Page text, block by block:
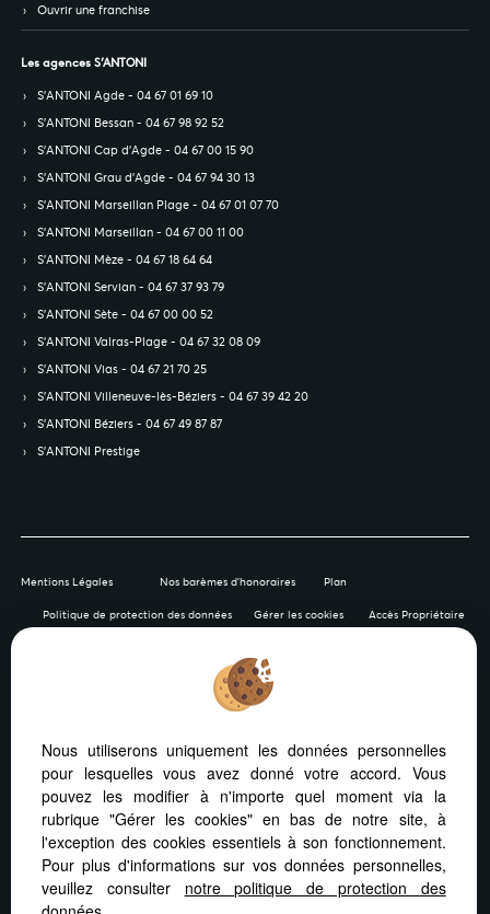
Ouvrir une franchise
Les agences S’ANTONI
S’ANTONI Agde - 04 67 01 69 10
S’ANTONI Bessan - 04 67 98 92 52
S’ANTONI Cap d'Agde - 04 67 00 15 90
S’ANTONI Grau d'Agde - 04 67 94 30 13
S’ANTONI Marseillan Plage - 04 67 01 07 70
S’ANTONI Marseillan - 04 67 00 11 00
S’ANTONI Mèze - 04 67 18 64 64
S’ANTONI Servian - 04 67 37 93 79
S’ANTONI Sète - 04 67 00 00 52
S’ANTONI Valras-Plage - 04 67 32 08 09
S’ANTONI Vias - 04 67 21 70 25
S’ANTONI Villeneuve-lès-Béziers - 04 67 39 42 20
S’ANTONI Béziers - 04 67 49 87 87
S’ANTONI Prestige
Mentions Légales Nos barèmes d'honoraires Plan
Politique de protection des données Gérer les cookies Accès Propriétaire
Afin de vous offrir un confort de lecture permanent, depuis
votre PC, votre tablette ou votre smartphone, notre site
s’adapte automatiquement aux différents types d'écrans
Logiciel de transaction
Nous utiliserons uniquement les données personnelles
pour lesquelles vous avez donné votre accord. Vous
pouvez les modifier à n'importe quel moment via la
rubrique "Gérer les cookies" en bas de notre site, à
l'exception des cookies essentiels à son fonctionnement.
Pour plus d'informations sur vos données personnelles,
veuillez consulter notre politique de protection des